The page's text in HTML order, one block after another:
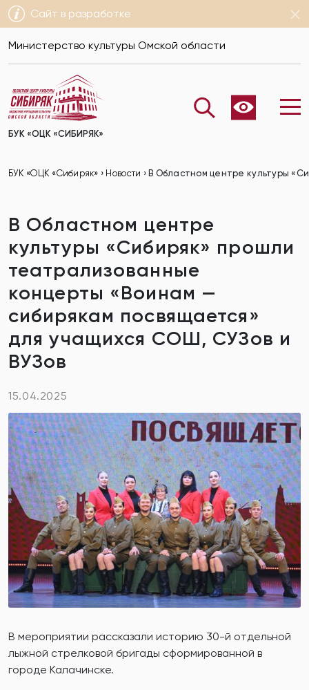
Сайт в разработке
Министерство культуры Омской области
БУК «ОЦК «СИБИРЯК»
БУК «ОЦК «Сибиряк» › Новости › В Областном центре культуры
В Областном центре
культуры «Сибиряк» прошли
театрализованные
концерты «Воинам —
сибирякам посвящается»
для учащихся СОШ, СУЗов и
ВУЗов
15.04.2025
В мероприятии рассказали историю 30-й отдельной
лыжной стрелковой бригады сформированной в
городе Калачинске.